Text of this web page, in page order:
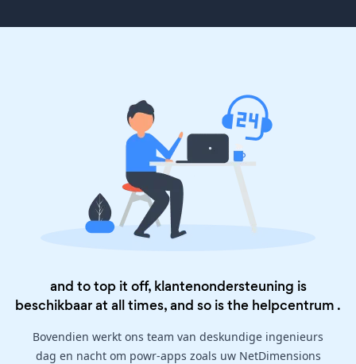
and to top it off, klantenondersteuning is
beschikbaar at all times, and so is the helpcentrum .
Bovendien werkt ons team van deskundige ingenieurs
dag en nacht om powr-apps zoals uw NetDimensions